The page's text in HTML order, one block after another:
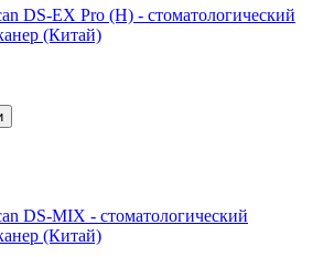
DS-EX Pro (H) - cтоматологический
(Китай)
DS-MIX - cтоматологический
(Китай)